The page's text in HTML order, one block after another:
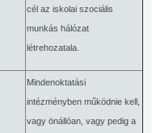
cél az iskolai szociális
munkás hálózat
létrehozatala.
Mindenoktatási
intézményben működnie kell,
vagy önállóan, vagy pedig a